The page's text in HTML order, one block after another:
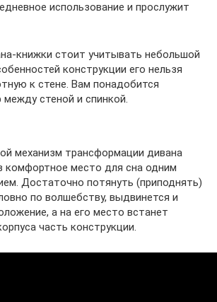
использование и прослужит
книжки стоит учитывать небольшой
конструкции его нельзя
к стене. Вам понадобится
стеной и спинкой.
механизм трансформации дивана
комфортное место для сна одним
Достаточно потянуть (приподнять)
по волшебству, выдвинется и
а на его место встанет
часть конструкции.